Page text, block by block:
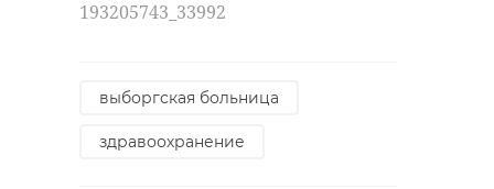
193205743_33992
выборгская больница
здравоохранение